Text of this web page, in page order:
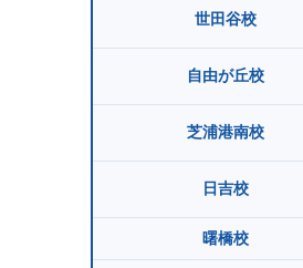
世田谷校
自由が丘校
芝浦港南校
日吉校
曙橋校